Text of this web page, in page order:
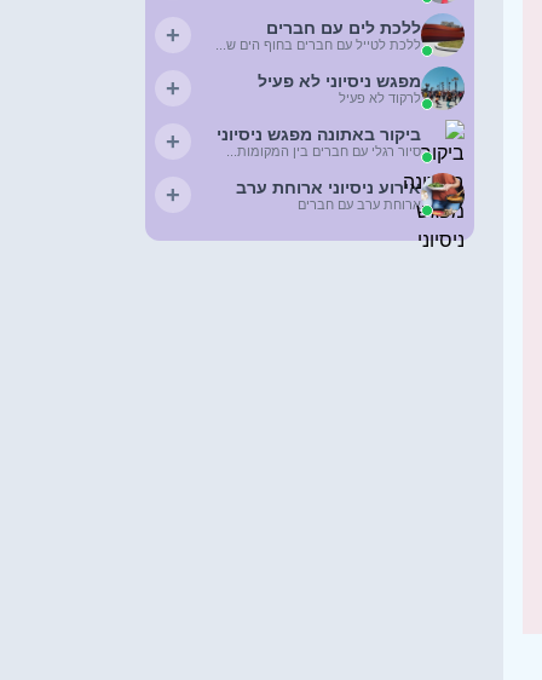
ללכת לים עם חברים
ללכת לטייל עם חברים בחוף הים ש... +
מפגש ניסיוני לא פעיל
לרקוד לא פעיל +
ביקור באתונה מפגש ניסיוני
סיור רגלי עם חברים בין המקומות... +
אירוע ניסיוני ארוחת ערב
ארוחת ערב עם חברים +